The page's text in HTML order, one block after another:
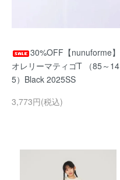
30%OFF【nunuforme】
オレリーマティゴT （85～14
5）Black 2025SS
3,773円(税込)